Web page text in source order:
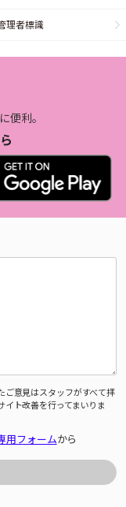
理者標識
便利。
ご意見はスタッフがすべて拝
ト改善を行ってまいりま
用フォームから